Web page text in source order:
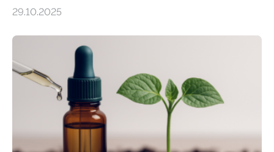
Forschende die bisher älteste bekannte Stechmücken-
Region Kachin in Myanmar und hat sich in
ausgezeichnetem Zustand erhalten. Es konnte als neue
Art einer neuen Gattung beschrieben werden und trägt
nun den Namen Cretosabethes primaevus. Dieser erste
fossile Nachweis einer Stechmückenlarve in Bernstein
stellt gleichzeitig den ersten Fossilfund einer
Mückenlarve aus dem Mesozoikum dar, denn…
29.10.2025